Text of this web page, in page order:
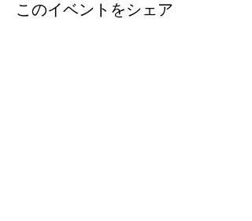
このイベントをシェア